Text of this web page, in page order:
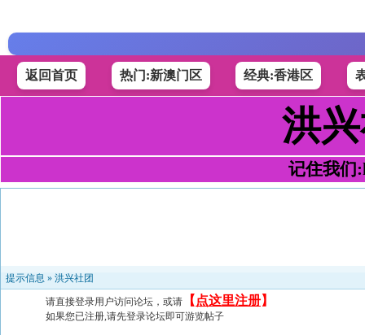
返回首页 热门:新澳门区 经典:香港区
洪
记住我们
提示信息 » 洪兴社团
请直接登录用户访问论坛，或请 【 点这里注册】
如果您已注册,请先登录论坛即可游览帖子